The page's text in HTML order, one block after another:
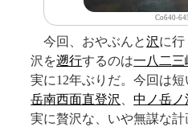
Co640-
今回、おやぶんと沢に行
沢を遡行するのは一八二
実に12年ぶりだ。今回は
岳南西面直登沢
、中ノ岳ノ
実に贅沢な、いや無謀な